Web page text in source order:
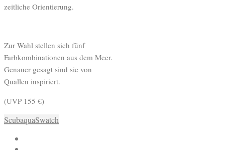
zeitliche Orientierung.
Zur Wahl stellen sich fünf
Farbkombinationen aus dem Meer.
Genauer gesagt sind sie von
Quallen inspiriert.
(UVP 155 €)
ScubaquaSwatch